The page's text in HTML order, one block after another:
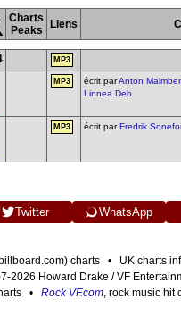
Charts
Peaks
Liens
MP3
MP3 écrit parAnton
Linnea Deb
MP3 écrit parFredrik
Twitter WhatsApp
charts • UK charts
2026 Howard Drake / VF
• Rock VF.com, rock music hit